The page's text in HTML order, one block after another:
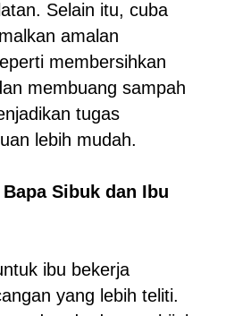
Selain itu, cuba
amalan
membersihkan
membuang sampah
tugas
lebih mudah.
Sibuk dan Ibu
ibu bekerja
yang lebih teliti.